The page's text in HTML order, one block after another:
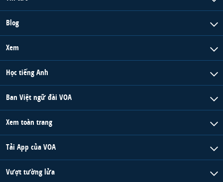
Blog
Xem
Học tiếng Anh
Ban Việt ngữ đài VOA
Xem toàn trang
Tải App của VOA
Vượt tường lửa